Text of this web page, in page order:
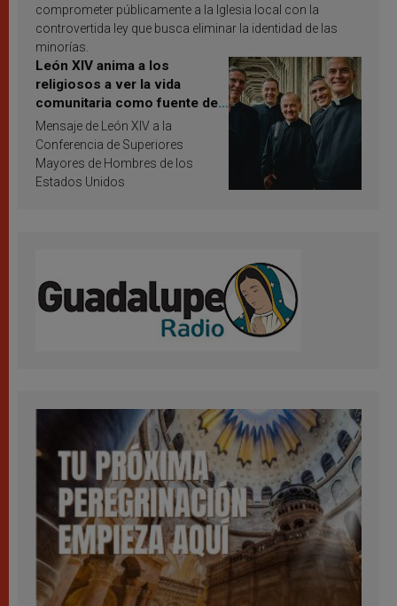
comprometer públicamente a la Iglesia local con la
controvertida ley que busca eliminar la identidad de las
minorías.
León XIV anima a los
religiosos a ver la vida
comunitaria como fuente de
inspiración y santificación
Mensaje de León XIV a la
Conferencia de Superiores
Mayores de Hombres de los
Estados Unidos